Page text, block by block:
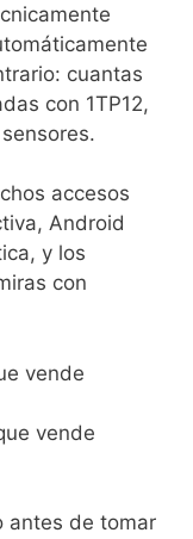
cuantas
con 1TP12,
accesos
Android
y los
con
vende
vende
antes de tomar